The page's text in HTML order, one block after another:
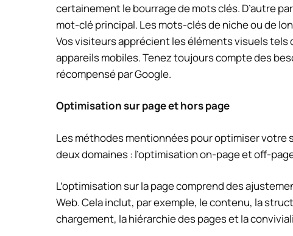
certainement le bourrage de mots clés. D’autre
mot-clé principal. Les mots-clés de niche ou de
Vos visiteurs apprécient les éléments visuels tels
appareils mobiles. Tenez toujours compte des
récompensé par Google.
Optimisation sur page et hors page
Les méthodes mentionnées pour optimiser votre
deux domaines : l’optimisation on-page et off-
L’optimisation sur la page comprend des
Web. Cela inclut, par exemple, le contenu, la
chargement, la hiérarchie des pages et la